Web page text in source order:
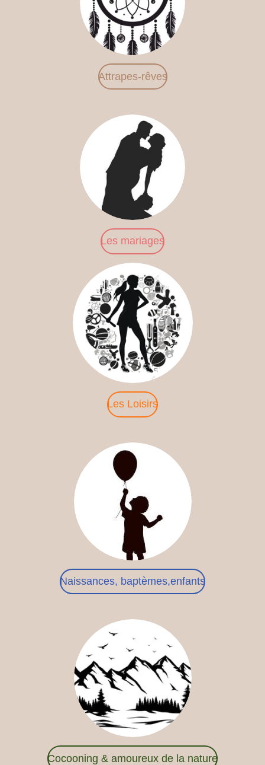
Attrapes-rêves
Les mariages
Les Loisirs
Naissances, baptèmes,enfants
Cocooning & amoureux de la nature